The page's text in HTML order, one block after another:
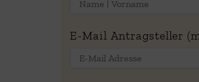
E-Mail Antragsteller